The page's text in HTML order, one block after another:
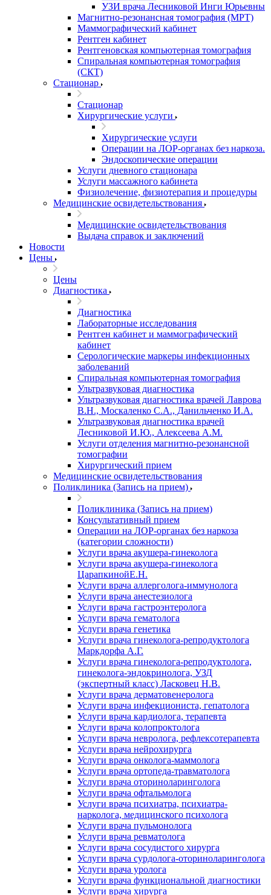
УЗИ врача Лесниковой Инги Юрьевны
Магнитно-резонансная томография (МРТ)
Маммографический кабинет
Рентген кабинет
Рентгеновская компьютерная томография
Спиральная компьютерная томография
(СКТ)
Стационар
Стационар
Хирургические услуги
Хирургические услуги
Операции на ЛОР-органах без наркоза.
Эндоскопические операции
Услуги дневного стационара
Услуги массажного кабинета
Физиолечение, физиотерапия и процедуры
Медицинские освидетельствования
Медицинские освидетельствования
Выдача справок и заключений
Новости
Цены
Цены
Диагностика
Диагностика
Лабораторные исследования
Рентген кабинет и маммографический
кабинет
Серологические маркеры инфекционных
заболеваний
Спиральная компьютерная томография
Ультразвуковая диагностика
Ультразвуковая диагностика врачей Лаврова
В.Н., Москаленко С.А., Данильченко И.А.
Ультразвуковая диагностика врачей
Лесниковой И.Ю., Алексеева А.М.
Услуги отделения магнитно-резонансной
томографии
Хирургический прием
Медицинские освидетельствования
Поликлиника (Запись на прием)
Поликлиника (Запись на прием)
Консультативный прием
Операции на ЛОР-органах без наркоза
(категории сложности)
Услуги врача акушера-гинеколога
Услуги врача акушера-гинеколога
ЦарапкинойЕ.Н.
Услуги врача аллерголога-иммунолога
Услуги врача анестезиолога
Услуги врача гастроэнтеролога
Услуги врача гематолога
Услуги врача генетика
Услуги врача гинеколога-репродуктолога
Маркдорфа А.Г.
Услуги врача гинеколога-репродуктолога,
гинеколога-эндокринолога, УЗД
(экспертный класс) Ласковец Н.В.
Услуги врача дерматовенеролога
Услуги врача инфекциониста, гепатолога
Услуги врача кардиолога, терапевта
Услуги врача колопроктолога
Услуги врача невролога, рефлексотерапевта
Услуги врача нейрохирурга
Услуги врача онколога-маммолога
Услуги врача ортопеда-травматолога
Услуги врача оториноларинголога
Услуги врача офтальмолога
Услуги врача психиатра, психиатра-
нарколога, медицинского психолога
Услуги врача пульмонолога
Услуги врача ревматолога
Услуги врача сосудистого хирурга
Услуги врача сурдолога-оториноларинголога
Услуги врача уролога
Услуги врача функциональной диагностики
Услуги врача хирурга